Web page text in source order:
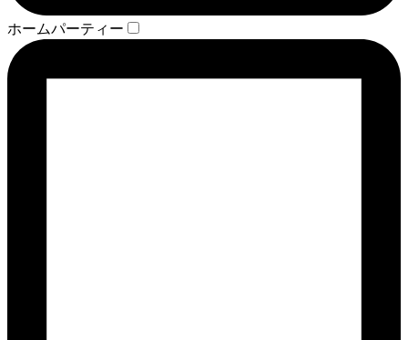
ホームパーティー